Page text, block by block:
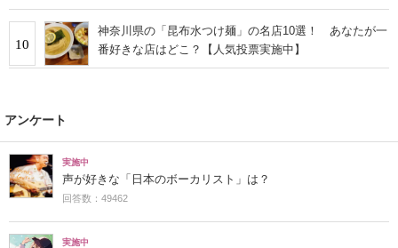
10
神奈川県の「昆布水つけ麺」の名店10選！ あなたが一
番好きな店はどこ？【人気投票実施中】
アンケート
実施中
声が好きな「日本のボーカリスト」は？
回答数：49462
実施中